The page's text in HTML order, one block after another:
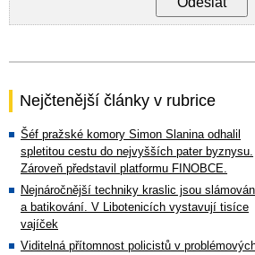
Nejčtenější články v rubrice
Šéf pražské komory Simon Slanina odhalil
spletitou cestu do nejvyšších pater byznysu.
Zároveň představil platformu FINOBCE.
Nejnáročnější techniky kraslic jsou
a batikování. V Libotenicích vystavují tisíce
vajíček
Viditelná přítomnost policistů v